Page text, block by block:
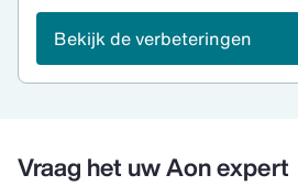
Bekijk de verbeteringen
Vraag het uw Aon expert